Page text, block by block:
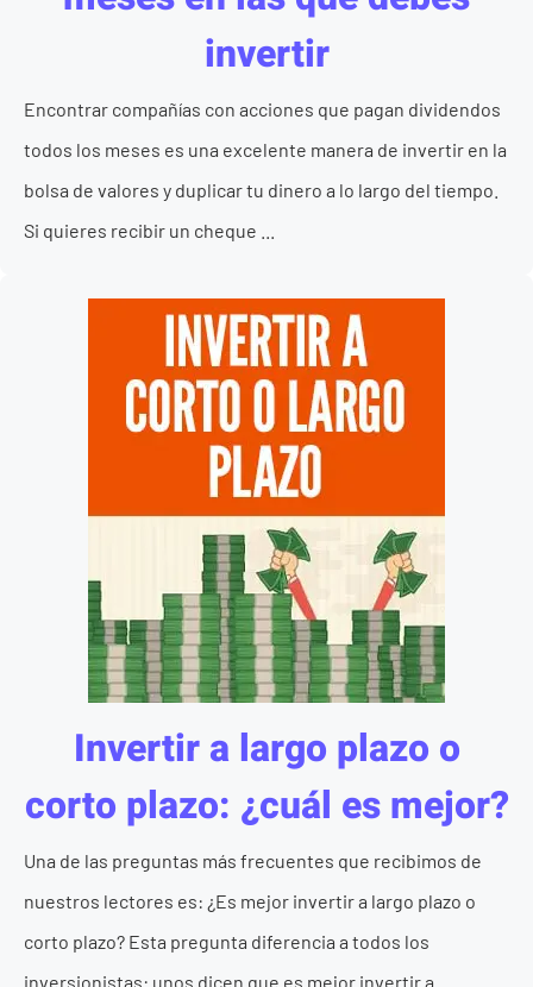
invertir
Encontrar compañías con acciones que pagan dividendos
todos los meses es una excelente manera de invertir en la
bolsa de valores y duplicar tu dinero a lo largo del tiempo.
Si quieres recibir un cheque ...
Invertir a largo plazo o
corto plazo: ¿cuál es mejor?
Una de las preguntas más frecuentes que recibimos de
nuestros lectores es: ¿Es mejor invertir a largo plazo o
corto plazo? Esta pregunta diferencia a todos los
inversionistas: unos dicen que es mejor invertir a ...